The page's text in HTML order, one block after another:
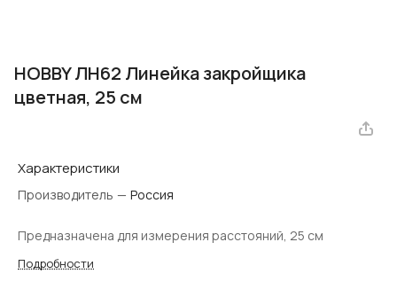
HOBBY ЛН62 Линейка закройщика
цветная, 25 см
Характеристики
Производитель — Россия
Предназначена для измерения расстояний, 25 см
Подробности